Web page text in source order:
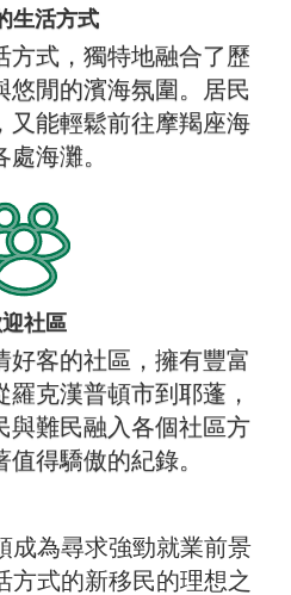
生活方式
方式，獨特地融合了歷
悠閒的濱海氛圍。居民
又能輕鬆前往摩羯座海
處海灘。
社區
好客的社區，擁有豐富
克漢普頓市到耶蓬，
與難民融入各個社區方
得驕傲的紀錄。
成為尋求強勁就業前景
方式的新移民的理想之